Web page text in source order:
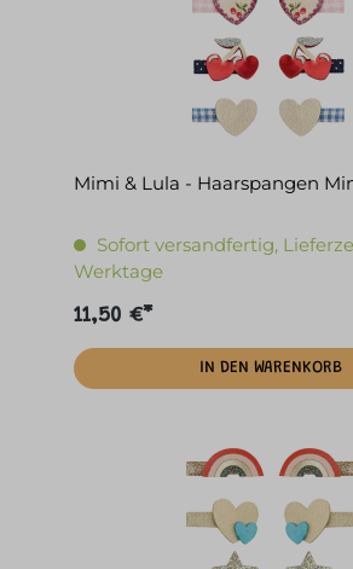
Mimi & Lula - Haarspangen
Sofort versandfertig,
Werktage
11,50 €*
IN DEN WARENKORB